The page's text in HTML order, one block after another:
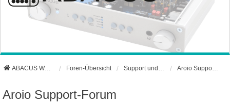
ABACUS Webseite Foren-Übersicht
Aroio Support-Forum